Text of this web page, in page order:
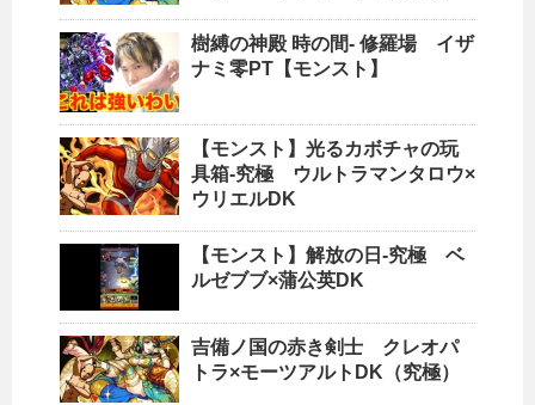
樹縛の神殿 時の間- 修羅場 イザ
ナミ零PT【モンスト】
【モンスト】光るカボチャの玩
具箱-究極 ウルトラマンタロウ×
ウリエルDK
【モンスト】解放の日-究極 ベ
ルゼブブ×蒲公英DK
吉備ノ国の赤き剣士 クレオパ
トラ×モーツアルトDK（究極）